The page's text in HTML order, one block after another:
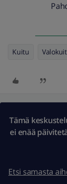
Kuitu
Tämä
ei enää
Etsi samasta